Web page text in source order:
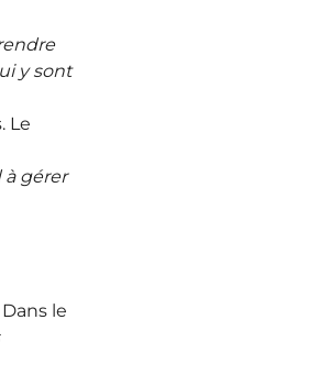
y sont
Le
à gérer
le